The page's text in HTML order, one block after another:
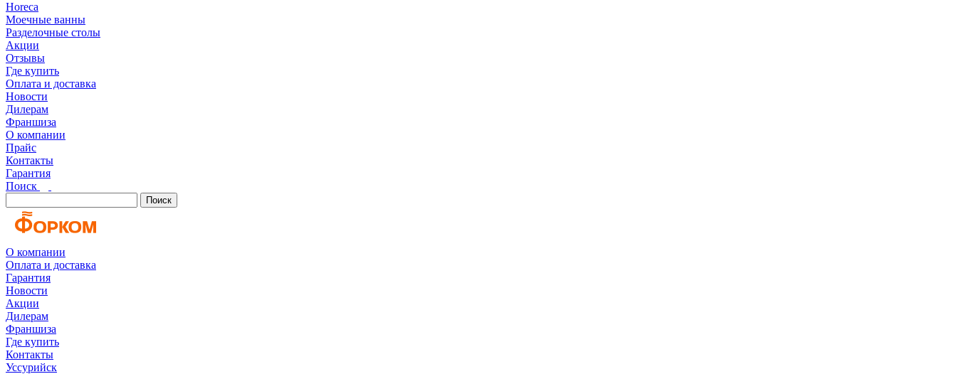
Horeca
Моечные ванны
Разделочные столы
Акции
Отзывы
Где купить
Оплата и доставка
Новости
Дилерам
Франшиза
О компании
Прайс
Контакты
Гарантия
Поиск
Поиск
О компании
Оплата и доставка
Гарантия
Новости
Акции
Дилерам
Франшиза
Где купить
Контакты
Уссурийск